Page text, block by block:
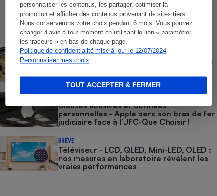
personnaliser les contenus, les partager, optimiser la
promotion et afficher des contenus provenant de sites tiers.
Nous conserverons votre choix pendant 6 mois. Vous pourrez
changer d’avis à tout moment en utilisant le lien « paramétrer
les traceurs » en bas de chaque page.
Politique de confidentialité mise à jour le 12/07/2024
Personnaliser mes choix
TOUT ACCEPTER & FERMER
COMMENT NOUS TESTONS
Casques audio - Le protocole
ACTUALITÉ
Offre découverte Canal+ - Quand la Fnac
ACTION QUE CHOISIR ENSEMBLE
Clauses abusives et données
personnelles - Apple perd son bras de fer
judiciaire face à l’UFC-Que Choisir !
BRÈVE
Téléviseur - LCD, QLED, Mini-LED, OLED :
nos mesures en laboratoire révèlent les
vraies performances